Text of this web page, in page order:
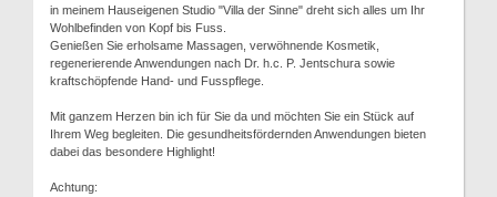
in meinem Hauseigenen Studio "Villa der Sinne" dreht sich alles um Ihr
Wohlbefinden von Kopf bis Fuss.
Genießen Sie erholsame Massagen, verwöhnende Kosmetik,
regenerierende Anwendungen nach Dr. h.c. P. Jentschura sowie
kraftschöpfende Hand- und Fusspflege.
Mit ganzem Herzen bin ich für Sie da und möchten Sie ein Stück auf
Ihrem Weg begleiten. Die gesundheitsfördernden Anwendungen bieten
dabei das besondere Highlight!
Achtung: